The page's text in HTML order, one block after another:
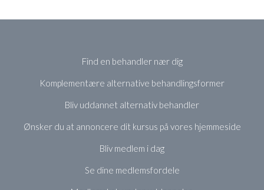
Find en behandler nær dig
Komplementære alternative behandlingsformer
Bliv uddannet alternativ behandler
Ønsker du at annoncere dit kursus på vores hjemmeside
Bliv medlem i dag
Se dine medlemsfordele